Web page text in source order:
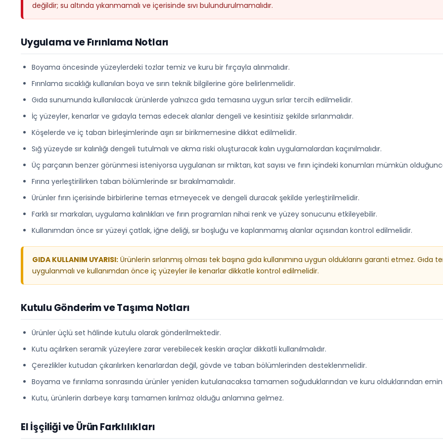
değildir; su altında yıkanmamalı ve içerisinde sıvı bulundurulmamalıdır.
Uygulama ve Fırınlama Notları
Boyama öncesinde yüzeylerdeki tozlar temiz ve kuru bir fırçayla alınmalıdır.
Fırınlama sıcaklığı kullanılan boya ve sırın teknik bilgilerine göre belirlenmelidir.
Gıda sunumunda kullanılacak ürünlerde yalnızca gıda temasına uygun sırlar tercih edilmelidir.
İç yüzeyler, kenarlar ve gıdayla temas edecek alanlar dengeli ve kesintisiz şekilde sırlanmalıdır.
Köşelerde ve iç taban birleşimlerinde aşırı sır birikmemesine dikkat edilmelidir.
Sığ yüzeyde sır kalınlığı dengeli tutulmalı ve akma riski oluşturacak kalın uygulamalardan kaçınılmalıdır.
Üç parçanın benzer görünmesi isteniyorsa uygulanan sır miktarı, kat sayısı ve fırın içindeki konumları mümkün
Fırına yerleştirilirken taban bölümlerinde sır bırakılmamalıdır.
Ürünler fırın içerisinde birbirlerine temas etmeyecek ve dengeli duracak şekilde yerleştirilmelidir.
Farklı sır markaları, uygulama kalınlıkları ve fırın programları nihai renk ve yüzey sonucunu etkileyebilir.
Kullanımdan önce sır yüzeyi çatlak, iğne deliği, sır boşluğu ve kaplanmamış alanlar açısından kontrol edilmelidir.
GIDA KULLANIM UYARISI: Ürünlerin sırlanmış olması tek başına gıda kullanımına uygun olduklarını garanti etmez. Gıda
uygulanmalı ve kullanımdan önce iç yüzeyler ile kenarlar dikkatle kontrol edilmelidir.
Kutulu Gönderim ve Taşıma Notları
Ürünler üçlü set hâlinde kutulu olarak gönderilmektedir.
Kutu açılırken seramik yüzeylere zarar verebilecek keskin araçlar dikkatli kullanılmalıdır.
Çerezlikler kutudan çıkarılırken kenarlardan değil, gövde ve taban bölümlerinden desteklenmelidir.
Boyama ve fırınlama sonrasında ürünler yeniden kutulanacaksa tamamen soğuduklarından ve kuru olduklarından emin
Kutu, ürünlerin darbeye karşı tamamen kırılmaz olduğu anlamına gelmez.
El İşçiliği ve Ürün Farklılıkları